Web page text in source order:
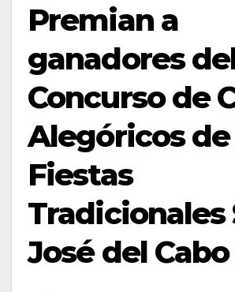
Premian a
ganadores
Concurso de
Alegóricos de
Fiestas
Tradicionales
José del